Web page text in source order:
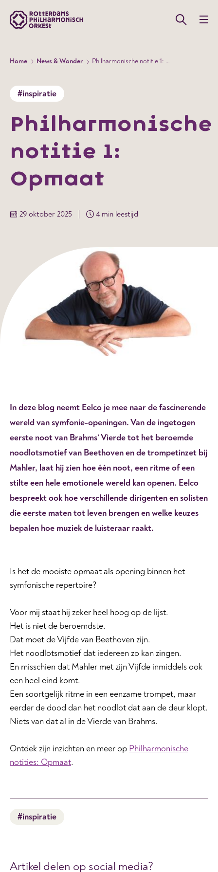
Home News & Wonder Philharmonische notitie 1: Opmaat
#inspiratie
Philharmonische
notitie 1:
Opmaat
29 oktober 2025 4 min leestijd
In deze blog neemt Eelco je mee naar de fascinerende
wereld van symfonie-openingen. Van de ingetogen
eerste noot van Brahms’ Vierde tot het beroemde
noodlotsmotief van Beethoven en de trompetinzet bij
Mahler, laat hij zien hoe één noot, een ritme of een
stilte een hele emotionele wereld kan openen. Eelco
bespreekt ook hoe verschillende dirigenten en solisten
die eerste maten tot leven brengen en welke keuzes
bepalen hoe muziek de luisteraar raakt.
Is het de mooiste opmaat als opening binnen het
symfonische repertoire?
Voor mij staat hij zeker heel hoog op de lijst.
Het is niet de beroemdste.
Dat moet de Vijfde van Beethoven zijn.
Het noodlotsmotief dat iedereen zo kan zingen.
En misschien dat Mahler met zijn Vijfde inmiddels ook
een heel eind komt.
Een soortgelijk ritme in een eenzame trompet, maar
eerder de dood dan het noodlot dat aan de deur klopt.
Niets van dat al in de Vierde van Brahms.
Ontdek zijn inzichten en meer op Philharmonische
notities: Opmaat.
#inspiratie
Artikel delen op social media?